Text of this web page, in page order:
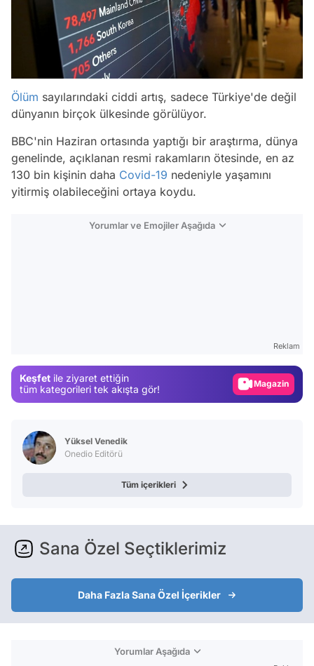
Ölüm sayılarındaki ciddi artış, sadece Türkiye'de değil
dünyanın birçok ülkesinde görülüyor.
BBC'nin Haziran ortasında yaptığı bir araştırma, dünya
genelinde, açıklanan resmi rakamların ötesinde, en az
130 bin kişinin daha Covid-19 nedeniyle yaşamını
yitirmiş olabileceğini ortaya koydu.
Yorumlar ve Emojiler Aşağıda
Reklam
Keşfet ile ziyaret ettiğin
tüm kategorileri tek akışta gör!
Magazin
Yüksel Venedik
Onedio Editörü
Tüm içerikleri
Sana Özel Seçtiklerimiz
Daha Fazla Sana Özel İçerikler
Yorumlar Aşağıda